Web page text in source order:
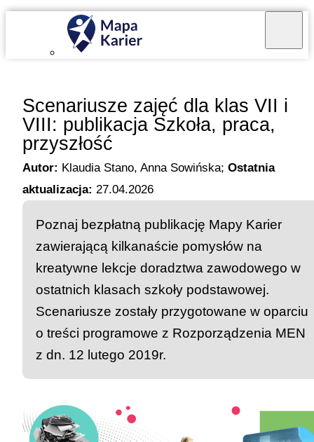
Scenariusze zajęć dla klas VII i
VIII: publikacja Szkoła, praca,
przyszłość
Autor: Klaudia Stano, Anna Sowińska; Ostatnia
aktualizacja: 27.04.2026
Poznaj bezpłatną publikację Mapy Karier
zawierającą kilkanaście pomysłów na
kreatywne lekcje doradztwa zawodowego w
ostatnich klasach szkoły podstawowej.
Scenariusze zostały przygotowane w oparciu
o treści programowe z Rozporządzenia MEN
z dn. 12 lutego 2019r.